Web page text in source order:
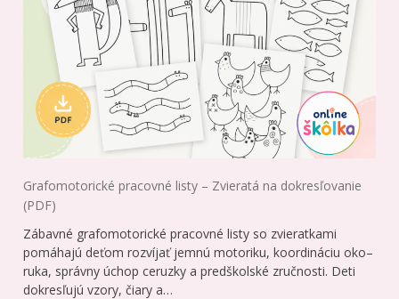
Grafomotorické pracovné listy – Zvieratá na dokresľovanie
(PDF)
Zábavné grafomotorické pracovné listy so zvieratkami
pomáhajú deťom rozvíjať jemnú motoriku, koordináciu oko–
ruka, správny úchop ceruzky a predškolské zručnosti. Deti
dokresľujú vzory, čiary a…